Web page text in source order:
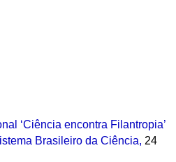
‘Ciência encontra Filantropia’
Brasileiro da Ciência, 24